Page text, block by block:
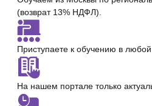
(возврат 13% НДФЛ).
Приступаете к обучению в
На нашем портале только